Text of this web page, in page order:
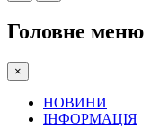
Головне меню
×
НОВИНИ
ІНФОРМАЦІЯ